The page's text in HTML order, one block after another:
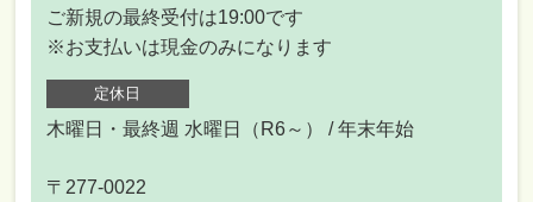
ご新規の最終受付は19:00です
※お支払いは現金のみになります
定休日
木曜日・最終週 水曜日（R6～） / 年末年始
〒277-0022